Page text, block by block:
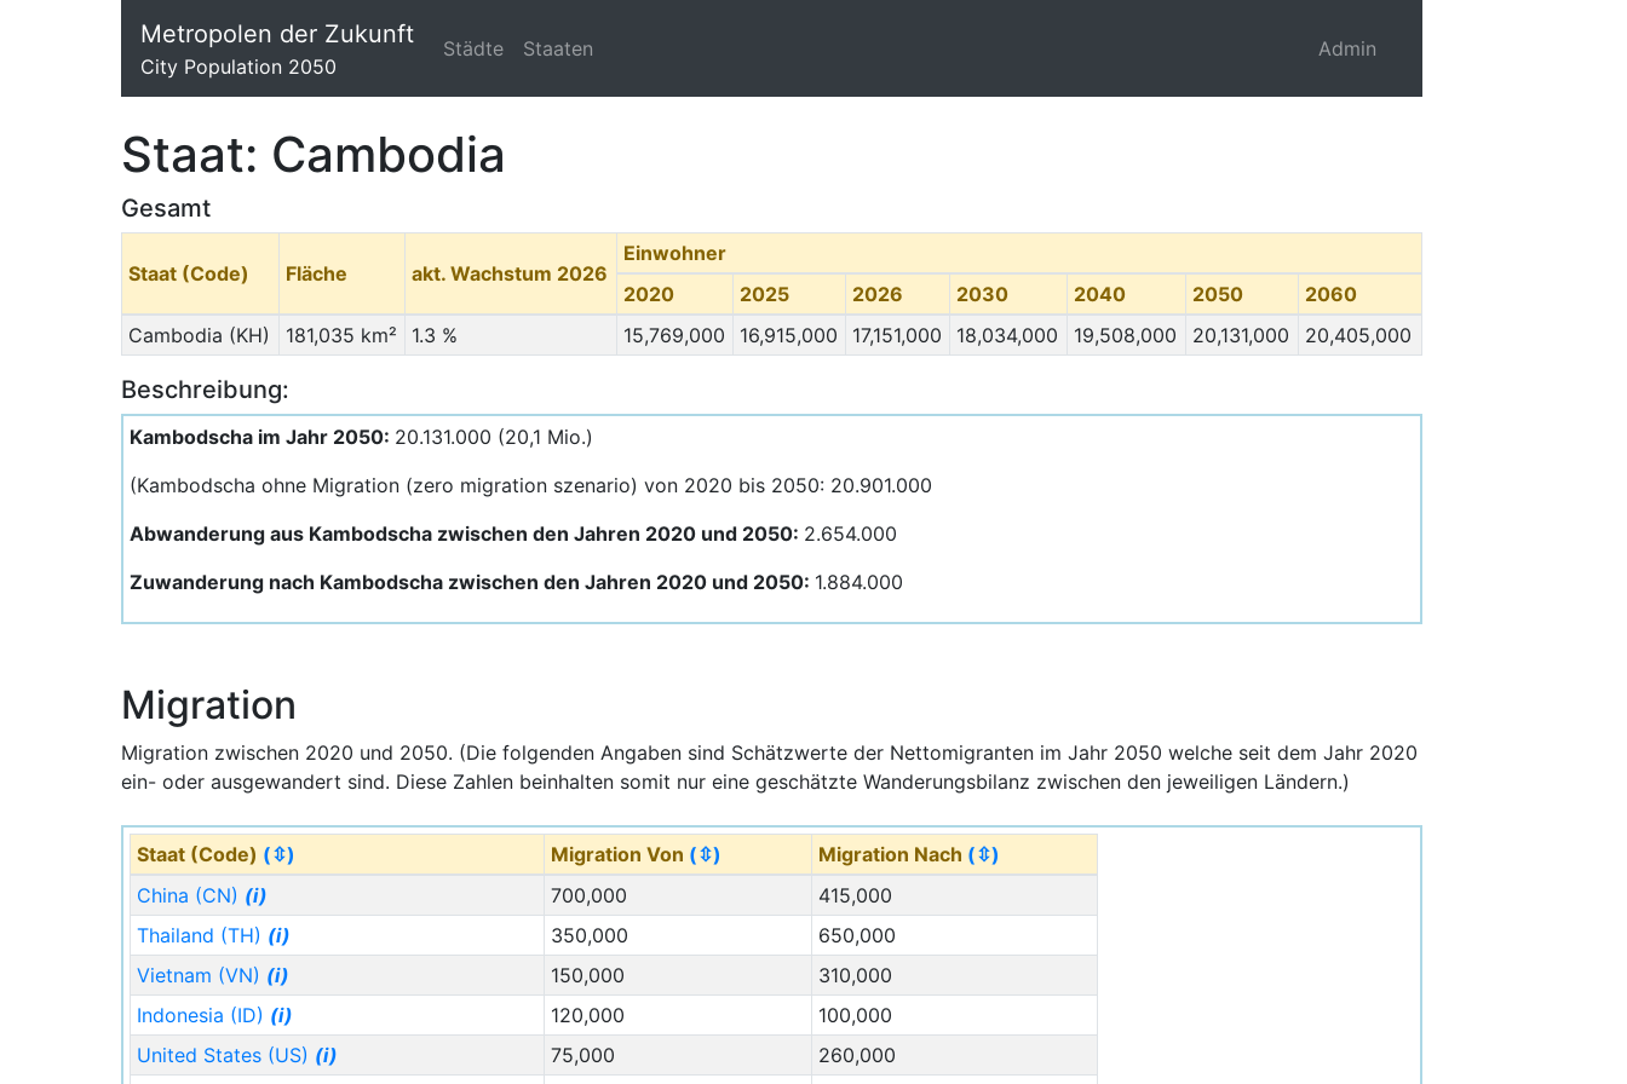
Metropolen der Zukunft
City Population 2050
Städte Staaten Admin
Staat: Cambodia
Gesamt
Staat (Code) Fläche akt. Wachstum 2026
Einwohner
2020
2025 2026 2030 2040 2050
2060
Cambodia (KH)
181,035 km² 1.3 % 15,769,000 16,915,000 17,151,000 18,034,000 19,508,000 20,131,000 20,405,000
Beschreibung:
Kambodscha im Jahr 2050: 20.131.000 (20,1 Mio.)
(Kambodscha ohne Migration (zero migration szenario) von 2020 bis 2050: 20.901.000
Abwanderung aus Kambodscha zwischen den Jahren 2020 und 2050: 2.654.000
Zuwanderung nach Kambodscha zwischen den Jahren 2020 und 2050: 1.884.000
Migration
Migration zwischen 2020 und 2050. (Die folgenden Angaben sind Schätzwerte der Nettomigranten im Jahr 2050 welche seit dem Jahr 2020
ein- oder ausgewandert sind. Diese Zahlen beinhalten somit nur eine geschätzte Wanderungsbilanz zwischen den jeweiligen Ländern.)
Staat (Code) (⇳) Migration Von (⇳) Migration Nach (⇳)
China (CN) (i) 700,000
415,000
Thailand (TH) (i) 350,000
650,000
Vietnam (VN) (i) 150,000
310,000
Indonesia (ID) (i) 120,000
100,000
United States (US) (i) 75,000
260,000